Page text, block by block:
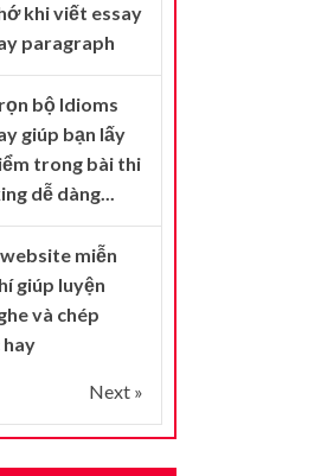
khi viết essay
paragraph
bộ Idioms
giúp bạn lấy
trong bài thi
dễ dàng...
miễn
giúp luyện
và chép
Next »